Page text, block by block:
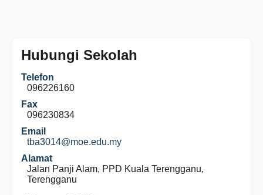
Hubungi Sekolah
Telefon
096226160
Fax
096230834
Email
tba3014@moe.edu.my
Alamat
Jalan Panji Alam, PPD Kuala Terengganu,
Terengganu